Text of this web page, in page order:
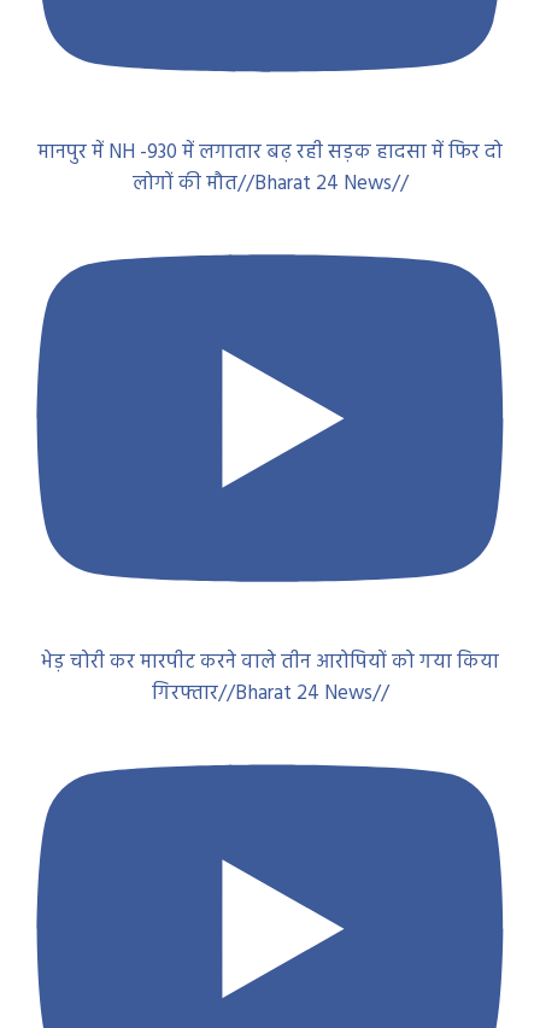
मानपुर में NH -930 में लगातार बढ़ रही सड़क हादसा में फिर दो
लोगों की मौत//Bharat 24 News//
भेड़ चोरी कर मारपीट करने वाले तीन आरोपियों को गया किया
गिरफ्तार//Bharat 24 News//